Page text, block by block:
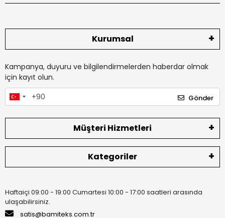
Kurumsal
Kampanya, duyuru ve bilgilendirmelerden haberdar olmak
için kayıt olun.
Gönder
Müşteri Hizmetleri
Kategoriler
Haftaiçi 09:00 - 19:00 Cumartesi 10:00 - 17:00 saatleri arasında
ulaşabilirsiniz.
satis@bamiteks.com.tr